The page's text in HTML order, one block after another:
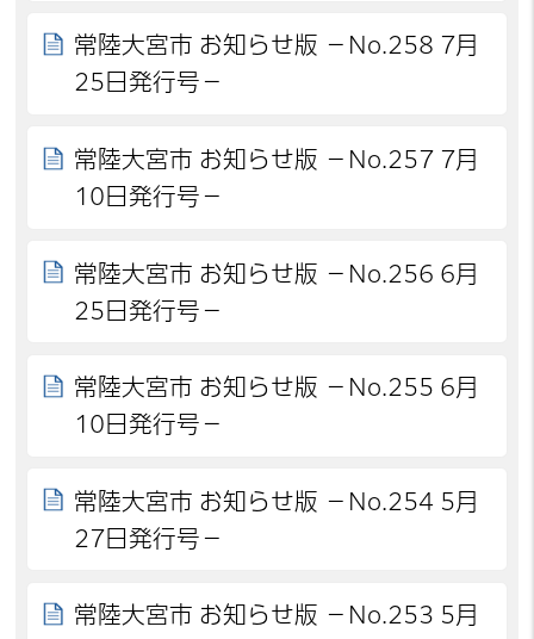
常陸大宮市 お知らせ版 －No.258 7月
25日発行号－
常陸大宮市 お知らせ版 －No.257 7月
10日発行号－
常陸大宮市 お知らせ版 －No.256 6月
25日発行号－
常陸大宮市 お知らせ版 －No.255 6月
10日発行号－
常陸大宮市 お知らせ版 －No.254 5月
27日発行号－
常陸大宮市 お知らせ版 －No.253 5月